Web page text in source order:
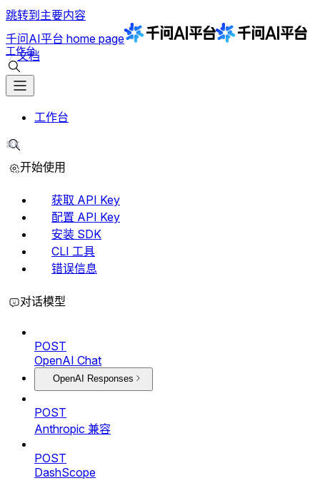
跳转到主要内容
千问AI平台 home page
文档
工作台
工作台
⌘K
开始使用
获取 API Key
配置 API Key
安装 SDK
CLI 工具
错误信息
对话模型
POST
OpenAI Chat
OpenAI Responses
POST
Anthropic 兼容
POST
DashScope